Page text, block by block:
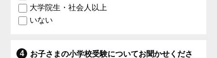
大学院生・社会人以上
いない
お子さまの小学校受験についてお聞かせくださ